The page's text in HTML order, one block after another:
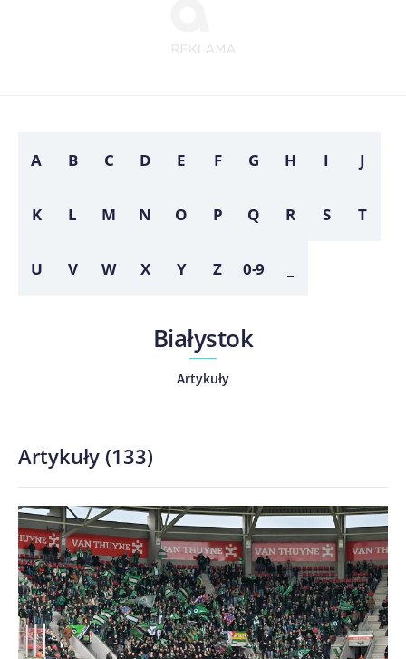
A B C D E F G H I J
K L M N O P Q R S T
U V W X Y Z 0-9
Białystok
Artykuły
Artykuły (133)